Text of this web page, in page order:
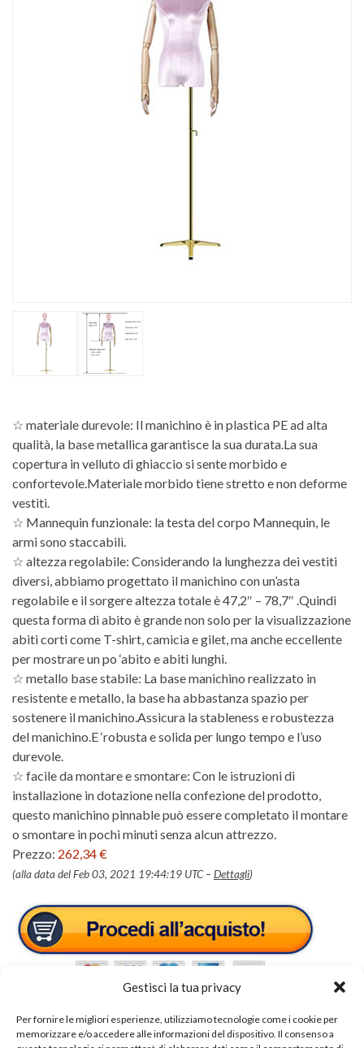
Gestisci la tua privacy
Per fornire le migliori esperienze, utilizziamo tecnologie come i cookie per
memorizzare e/o accedere alle informazioni del dispositivo. Il consenso a
☆ materiale durevole: Il manichino è in plastica PE ad alta
qualità, la base metallica garantisce la sua durata.La sua
copertura in velluto di ghiaccio si sente morbido e
confortevole.Materiale morbido tiene stretto e non deforme
vestiti.
☆ Mannequin funzionale: la testa del corpo Mannequin, le
armi sono staccabili.
☆ altezza regolabile: Considerando la lunghezza dei vestiti
diversi, abbiamo progettato il manichino con un’asta
regolabile e il sorgere altezza totale è 47,2″ – 78,7″ .Quindi
questa forma di abito è grande non solo per la visualizzazione
abiti corti come T-shirt, camicia e gilet, ma anche eccellente
per mostrare un po ‘abito e abiti lunghi.
☆ metallo base stabile: La base manichino realizzato in
resistente e metallo, la base ha abbastanza spazio per
sostenere il manichino.Assicura la stableness e robustezza
del manichino.E ‘robusta e solida per lungo tempo e l’uso
durevole.
☆ facile da montare e smontare: Con le istruzioni di
installazione in dotazione nella confezione del prodotto,
questo manichino pinnable può essere completato il montare
o smontare in pochi minuti senza alcun attrezzo.
Prezzo: 262,34 €
(alla data del Feb 03, 2021 19:44:19 UTC – Dettagli)